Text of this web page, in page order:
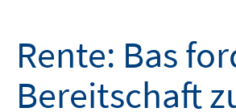
Rente: Bas
Bereitschaft